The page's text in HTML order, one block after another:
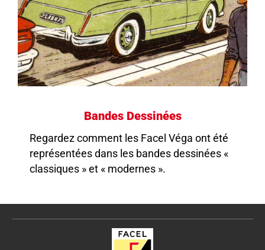
Bandes Dessinées
Regardez comment les Facel Véga ont été
représentées dans les bandes dessinées «
classiques » et « modernes ».